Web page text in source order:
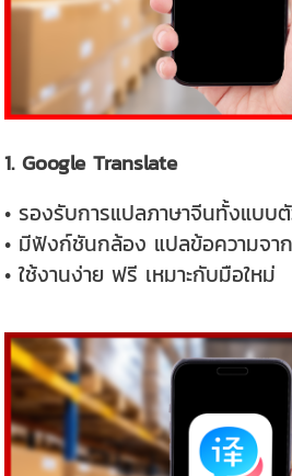
1. Google Translate
• รองรับการแปลภาษาจีนทั้งแบบตั
• มีฟังก์ชันกล้อง แปลข้อความจา
• ใช้งานง่าย ฟรี เหมาะกับมือใหม่